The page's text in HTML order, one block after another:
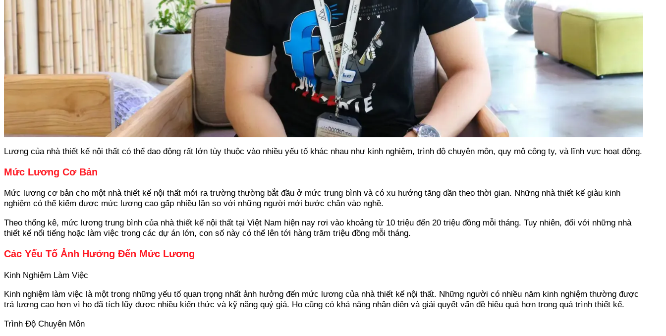
Lương của nhà thiết kế nội thất có thể dao động rất lớn tùy thuộc vào nhiều yếu tố khác nhau như kinh nghiệm, trình độ chuyên môn, quy mô công ty, và lĩnh vực hoạt động.
Mức Lương Cơ Bản
Mức lương cơ bản cho một nhà thiết kế nội thất mới ra trường thường bắt đầu ở mức trung bình và có xu hướng tăng dần theo thời gian. Những nhà thiết kế giàu kinh
nghiệm có thể kiếm được mức lương cao gấp nhiều lần so với những người mới bước chân vào nghề.
Theo thống kê, mức lương trung bình của nhà thiết kế nội thất tại Việt Nam hiện nay rơi vào khoảng từ 10 triệu đến 20 triệu đồng mỗi tháng. Tuy nhiên, đối với những nhà
thiết kế nổi tiếng hoặc làm việc trong các dự án lớn, con số này có thể lên tới hàng trăm triệu đồng mỗi tháng.
Các Yếu Tố Ảnh Hưởng Đến Mức Lương
Kinh Nghiệm Làm Việc
Kinh nghiệm làm việc là một trong những yếu tố quan trọng nhất ảnh hưởng đến mức lương của nhà thiết kế nội thất. Những người có nhiều năm kinh nghiệm thường được
trả lương cao hơn vì họ đã tích lũy được nhiều kiến thức và kỹ năng quý giá. Họ cũng có khả năng nhận diện và giải quyết vấn đề hiệu quả hơn trong quá trình thiết kế.
Trình Độ Chuyên Môn